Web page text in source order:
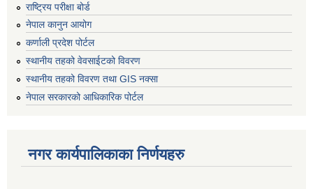
राष्ट्रिय परीक्षा बोर्ड
नेपाल कानुन आयोग
कर्णाली प्रदेश पोर्टल
स्थानीय तहको वेवसाईटको विवरण
स्थानीय तहको विवरण तथा GIS नक्सा
नेपाल सरकारको आधिकारिक पोर्टल
नगर कार्यपालिकाका निर्णयहरु